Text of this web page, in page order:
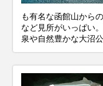
も有名な函館山から
など見所がいっぱい
泉や自然豊かな大沼